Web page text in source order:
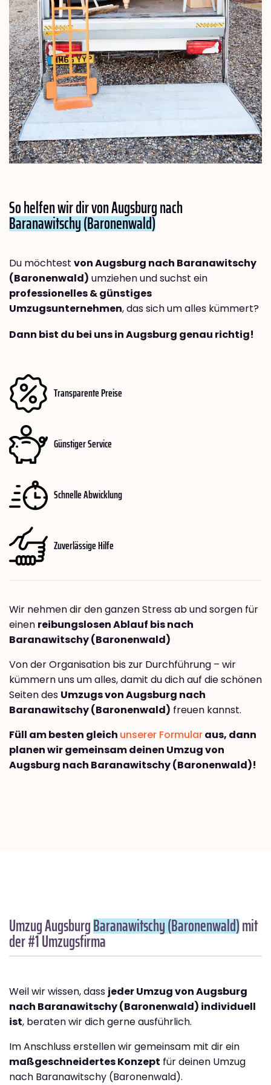
So helfen wir dir von Augsburg nach
Baranawitschy (Baronenwald)
Du möchtest von Augsburg nach Baranawitschy
(Baronenwald) umziehen und suchst ein
professionelles & günstiges
Umzugsunternehmen, das sich um alles kümmert?
Dann bist du bei uns in Augsburg genau richtig!
Transparente Preise
Günstiger Service
Schnelle Abwicklung
Zuverlässige Hilfe
Wir nehmen dir den ganzen Stress ab und sorgen für
einen reibungslosen Ablauf bis nach
Baranawitschy (Baronenwald)
Von der Organisation bis zur Durchführung – wir
kümmern uns um alles, damit du dich auf die schönen
Seiten des Umzugs von Augsburg nach
Baranawitschy (Baronenwald) freuen kannst.
Füll am besten gleich unserer Formularaus, dann
planen wir gemeinsam deinen Umzug von
Augsburg nach Baranawitschy (Baronenwald)!
Umzug AugsburgBaranawitschy (Baronenwald)mit
der #1 Umzugsfirma
Weil wir wissen, dass jeder Umzug von Augsburg
nach Baranawitschy (Baronenwald) individuell
ist, beraten wir dich gerne ausführlich.
Im Anschluss erstellen wir gemeinsam mit dir ein
maßgeschneidertes Konzept für deinen Umzug
nach Baranawitschy (Baronenwald).